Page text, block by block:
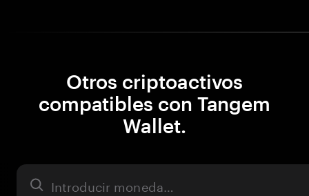
Otros criptoactivos
compatibles con Tangem
Wallet.
Activo